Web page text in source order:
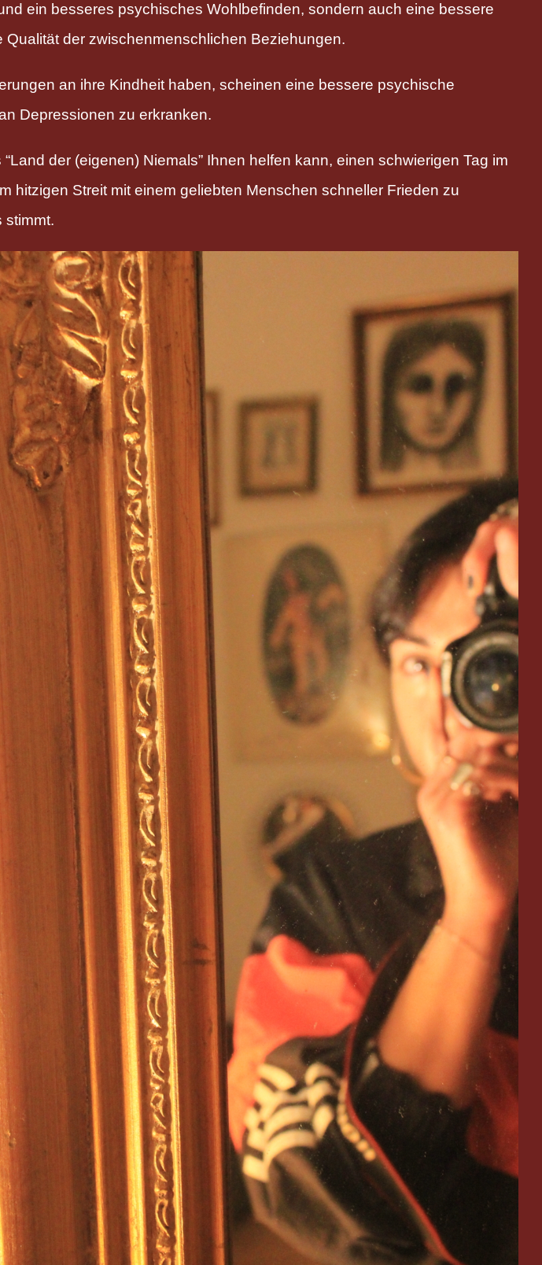
ein besseres psychisches Wohlbefinden, sondern auch eine bessere
der zwischenmenschlichen Beziehungen.
an ihre Kindheit haben, scheinen eine bessere psychische
Depressionen zu erkranken.
der (eigenen) Niemals” Ihnen helfen kann, einen schwierigen Tag im
hitzigen Streit mit einem geliebten Menschen schneller Frieden zu
stimmt.